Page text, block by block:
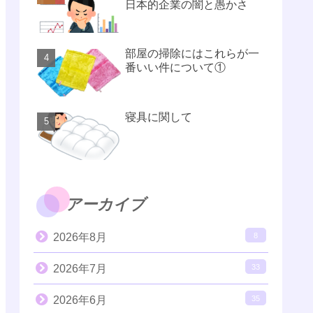
日本的企業の闇と愚かさ
部屋の掃除にはこれらが一
番いい件について①
寝具に関して
アーカイブ
2026年8月 8
2026年7月 33
2026年6月 35